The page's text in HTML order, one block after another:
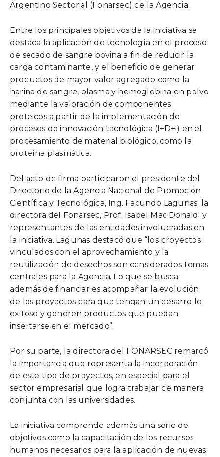
Argentino Sectorial (Fonarsec) de la Agencia.
Entre los principales objetivos de la iniciativa se
destaca la aplicación de tecnología en el proceso
de secado de sangre bovina a fin de reducir la
carga contaminante, y el beneficio de generar
productos de mayor valor agregado como la
harina de sangre, plasma y hemoglobina en polvo
mediante la valoración de componentes
proteicos a partir de la implementación de
procesos de innovación tecnológica (I+D+i) en el
procesamiento de material biológico, como la
proteína plasmática.
Del acto de firma participaron el presidente del
Directorio de la Agencia Nacional de Promoción
Científica y Tecnológica, Ing. Facundo Lagunas; la
directora del Fonarsec, Prof. Isabel Mac Donald; y
representantes de las entidades involucradas en
la iniciativa. Lagunas destacó que “los proyectos
vinculados con el aprovechamiento y la
reutilización de desechos son considerados temas
centrales para la Agencia. Lo que se busca
además de financiar es acompañar la evolución
de los proyectos para que tengan un desarrollo
exitoso y generen productos que puedan
insertarse en el mercado”.
Por su parte, la directora del FONARSEC remarcó
la importancia que representa la incorporación
de este tipo de proyectos, en especial para el
sector empresarial que logra trabajar de manera
conjunta con las universidades.
La iniciativa comprende además una serie de
objetivos como la capacitación de los recursos
humanos necesarios para la aplicación de nuevas